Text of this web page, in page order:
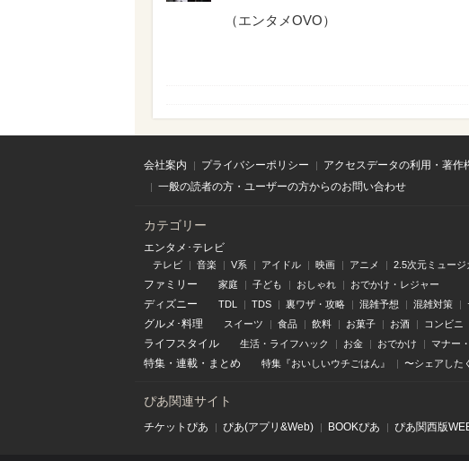
（エンタメOVO）
会社案内 プライバシーポリシー アクセスデータの利用・著作
一般の読者の方・ユーザーの方からのお問い合わせ
カテゴリー
エンタメ･テレビ
テレビ 音楽 V系 アイドル 映画 アニメ 2.5次元ミュージ
ファミリー 家庭 子ども おしゃれ おでかけ・レジャー
ディズニー TDL TDS 裏ワザ・攻略 混雑予想 混雑対策
グルメ･料理 スイーツ 食品 飲料 お菓子 お酒 コンビニ
ライフスタイル 生活・ライフハック お金 おでかけ マナー
特集 ・ 連載 ・ まとめ 特集『おいしいウチごはん』 〜シェアした
ぴあ関連サイト
チケットぴあ ぴあ(アプリ&Web) BOOKぴあ ぴあ関⻄版